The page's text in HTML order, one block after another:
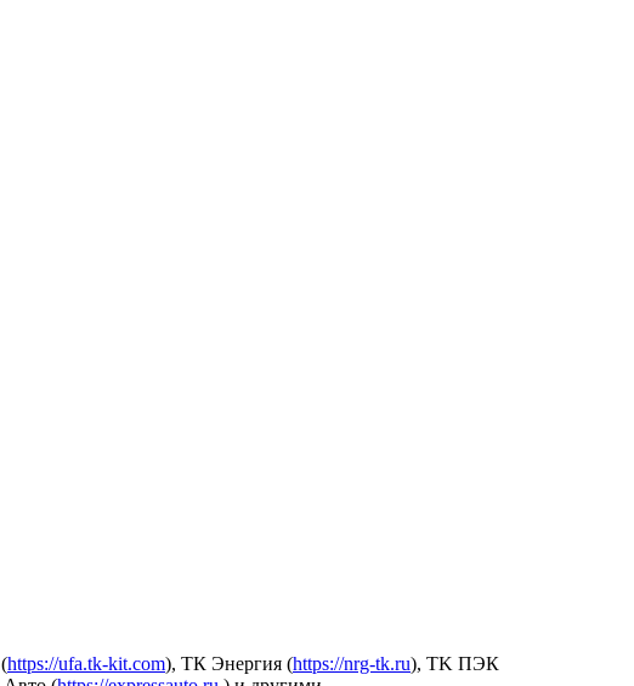
https://ufa.tk-kit.com), ТК Энергия (https://nrg-tk.ru), ТK ПЭК